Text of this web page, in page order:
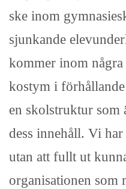
ske inom
sjunkande
kommer inom
kostym i
en skolstruktur
dess innehåll. Vi
utan att fullt ut
organisationen som